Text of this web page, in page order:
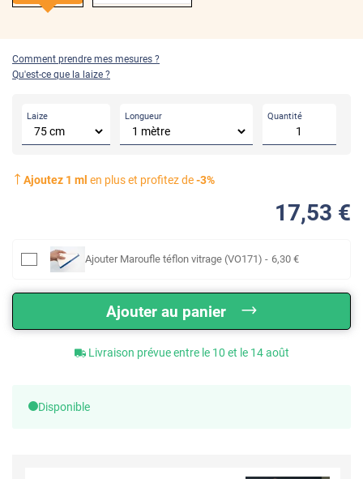
Comment prendre mes mesures ?
Qu'est-ce que la laize ?
Laize Longueur Quantité
Ajoutez 1 ml en plus et profitez de-3%
17,53 €
Ajouter Maroufle téflon vitrage (VO171) - 6,30 €
Ajouter au panier
Livraison prévue entre le 10 et le 14 août
Disponible